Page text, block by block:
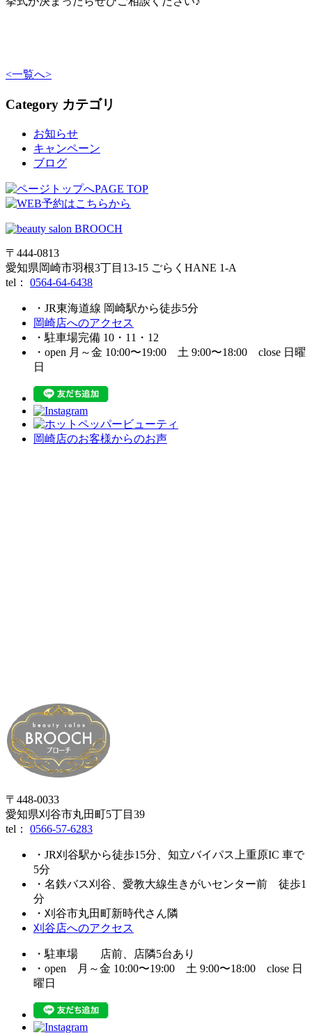
<一覧へ>
Category カテゴリ
お知らせ
キャンペーン
ブログ
PAGE TOP
〒444-0813
愛知県岡崎市羽根3丁目13‐15 ごらくHANE 1-A
tel： 0564-64-6438
・JR東海道線 岡崎駅から徒歩5分
岡崎店へのアクセス
・駐車場完備 10・11・12
・open 月～金 10:00〜19:00 土 9:00〜18:00 close 日曜
日
岡崎店のお客様からのお声
〒448-0033
愛知県刈谷市丸田町5丁目39
tel： 0566-57-6283
・JR刈谷駅から徒歩15分、知立バイパス上重原IC 車で
5分
・名鉄バス刈谷、愛教大線生きがいセンター前 徒歩1
分
・刈谷市丸田町新時代さん隣
刈谷店へのアクセス
・駐車場 店前、店隣5台あり
・open 月～金 10:00〜19:00 土 9:00〜18:00 close 日
曜日